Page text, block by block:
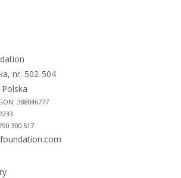
nr. 502-504
388046777
300 517